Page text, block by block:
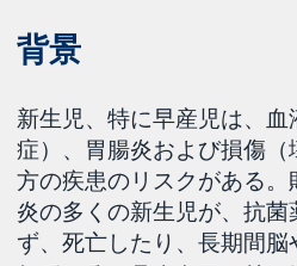
背景
新生児、特に早産児は、血
症）、胃腸炎および損傷
方の疾患のリスクがある
炎の多くの新生児が、抗
ず、死亡したり、長期間脳